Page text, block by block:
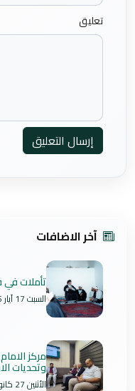
تعليق
إرسال التعليق
آخر الاضافات
تأملات في
السبت 17 آيار 2025
مركز
وتحديات
الأثنين 27 كانون الثاني 2025